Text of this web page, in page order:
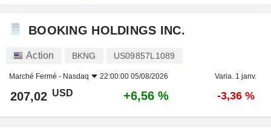
BOOKING HOLDINGS INC.
Action BKNG US09857L1089
Marché Fermé - Nasdaq 22:00:00 05/08/2026 Varia. 1 janv.
207,02 USD +6,56 % -3,36 %